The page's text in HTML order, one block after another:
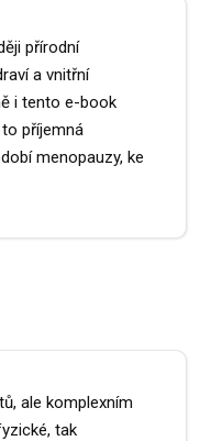
přírodní
a vnitřní
i tento e-book
příjemná
menopauzy, ke
ale komplexním
tak